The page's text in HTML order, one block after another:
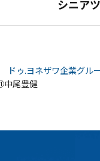
シニア
ドゥ.ヨネザワ企業グル
中尾豊健